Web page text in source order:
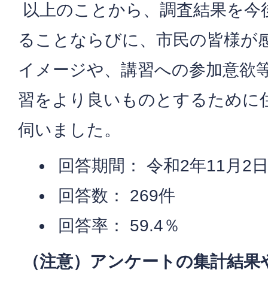
以上のことから、調査結果を
ることならびに、市民の皆様が
イメージや、講習への参加意欲
習をより良いものとするために
伺いました。
回答期間： 令和2年11月2
回答数： 269件
回答率： 59.4％
（注意）アンケートの集計結果